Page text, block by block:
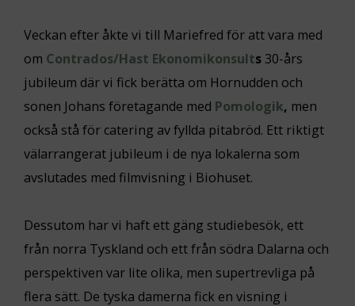
Veckan efter åkte vi till Mariefred för att vara med
om Contrados/Hast Ekonomikonsults 30-års
jubileum där vi fick berätta om Hornudden och
sonen Johans företagande med Pomologik, men
också stå för catering av fyllda pitabröd. Ett riktigt
välarrangerat jubileum i de nya lokalerna som
avslutades med filmvisning i Biohuset.
Dessutom har vi haft ett gäng studiebesök, ett
från norra Tyskland och ett från södra Dalarna och
perspektiven var lite olika, men supertrevliga på
flera sätt. De tyska damerna fick en visning i